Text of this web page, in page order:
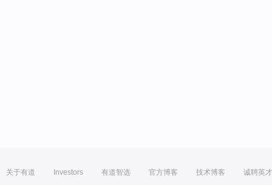
关于有道 Investors 有道智选 官方博客 技术博客 诚聘英才